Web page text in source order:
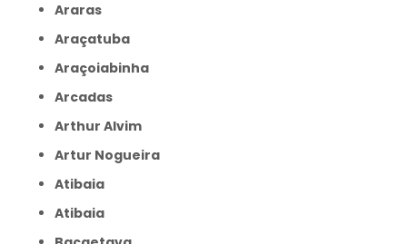
Araras
Araçatuba
Araçoiabinha
Arcadas
Arthur Alvim
Artur Nogueira
Atibaia
Atibaia